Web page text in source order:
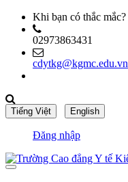
Khi bạn có thắc mắc?
02973863431
cdytkg@kgmc.edu.vn
Đăng nhập